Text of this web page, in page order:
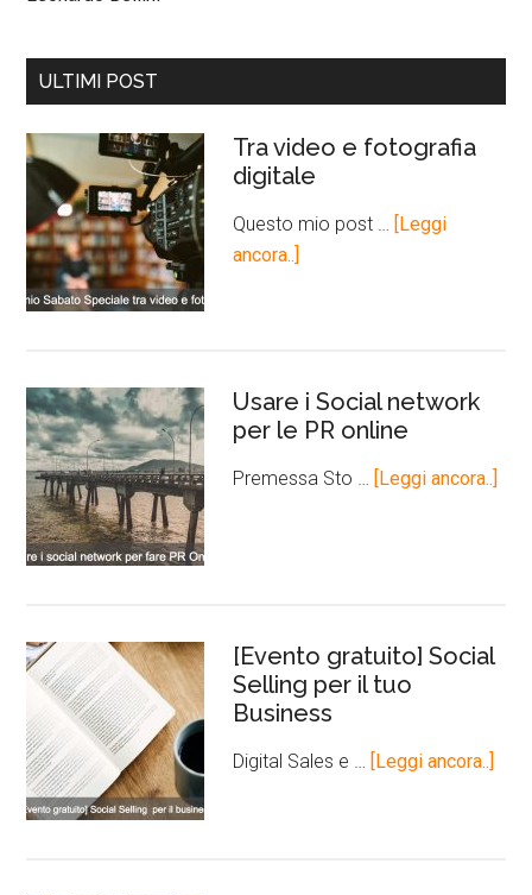
ULTIMI POST
Tra video e fotografia
digitale
Questo mio post …
[Leggi
ancora..]
Usare i Social network
per le PR online
Premessa Sto … [Leggi ancora..]
[Evento gratuito] Social
Selling per il tuo
Business
Digital Sales e … [Leggi ancora..]